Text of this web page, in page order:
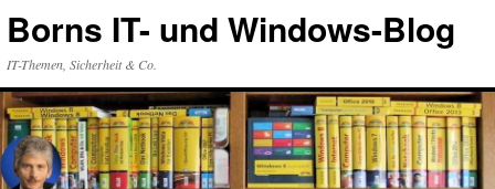
Inhalt
Borns IT- und Windows-Blog
IT-Themen, Sicherheit & Co.